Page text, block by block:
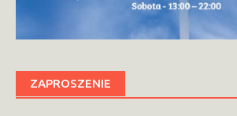
ZAPROSZENIE